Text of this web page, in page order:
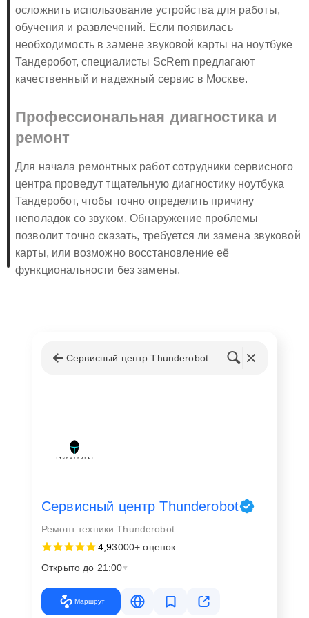
осложнить использование устройства для работы,
обучения и развлечений. Если появилась
необходимость в замене звуковой карты на ноутбуке
Тандеробот, специалисты ScRem предлагают
качественный и надежный сервис в Москве.
Профессиональная диагностика и
ремонт
Для начала ремонтных работ сотрудники сервисного
центра проведут тщательную диагностику ноутбука
Тандеробот, чтобы точно определить причину
неполадок со звуком. Обнаружение проблемы
позволит точно сказать, требуется ли замена звуковой
карты, или возможно восстановление её
функциональности без замены.
удара или падения;
Желание пользователя улучшить
сертифицированные компоненты, что гарантирует
длительную службу и отличные рабочие
характеристики устройства после ремонта.
Преимущества обращения в ScRem
Выбирая нас для ремонта Thunderobot в Москве,
Сервисный центр Thunderobot
Сервисный центр Thunderobot
Ремонт техники Thunderobot
4,93000+ оценок
Открыто до 21:00
Маршрут